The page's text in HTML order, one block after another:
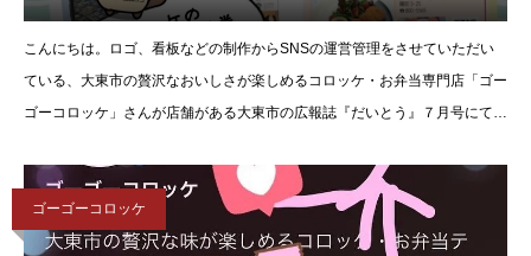
分の商品引換券があたる♪
こんにちは。ロゴ、看板などの制作からSNSの運営管理をさせていただい
ている、大東市の贅沢なおいしさが楽しめるコロッケ・お弁当専門店「ゴー
ゴーコロッケ」さんが店舗がある大東市の広報誌『だいとう』７月号にてプ
ゴーゴーコロッケ